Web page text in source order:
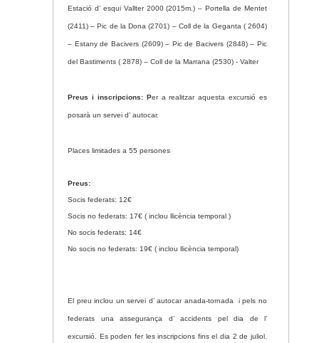
Estació d’ esqui Vallter 2000 (2015m.) – Portella de Mentet
(2411) – Pic de la Dona (2701) – Coll de la Geganta ( 2604)
– Estany de Bacivers (2609) – Pic de Bacivers (2848) – Pic
del Bastiments ( 2878) – Coll de la Marrana (2530) - Valter
Preus i inscripcions: Per a realitzar aquesta excursió es
posarà un servei d’ autocar.
Places limitades a 55 persones
Preus:
Socis federats: 12€
Socis no federats: 17€ ( inclou llicència temporal )
No socis federats: 14€
No socis no federats: 19€ ( inclou llicència temporal)
El preu inclou un servei d’ autocar anada-tornada i pels no
federats una assegurança d’ accidents pel dia de l’
excursió. Es poden fer les inscripcions fins el dia 2 de juliol.